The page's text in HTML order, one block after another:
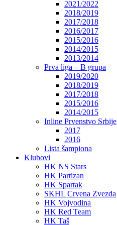
2021/2022
2018/2019
2017/2018
2016/2017
2015/2016
2014/2015
2013/2014
Prva liga – B grupa
2019/2020
2018/2019
2017/2018
2015/2016
2014/2015
Inline Prvenstvo Srbije
2017
2016
Lista šampiona
Klubovi
HK NS Stars
HK Partizan
HK Spartak
SKHL Crvena Zvezda
HK Vojvodina
HK Red Team
HK Taš